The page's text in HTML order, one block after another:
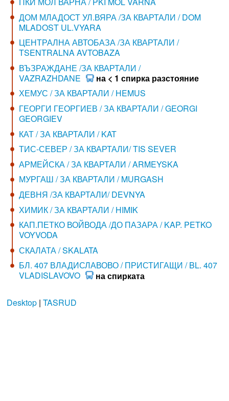
ДОМ МЛАДОСТ УЛ.ВЯРА /ЗА КВАРТАЛИ / DOM
MLADOST UL.VYARA
ЦЕНТРАЛНА АВТОБАЗА /ЗА КВАРТАЛИ /
TSENTRALNA AVTOBAZA
ВЪЗРАЖДАНЕ /ЗА КВАРТАЛИ /
VAZRAZHDANE
на < 1 спирка разстояние
ХЕМУС / ЗА КВАРТАЛИ / HEMUS
ГЕОРГИ ГЕОРГИЕВ / ЗА КВАРТАЛИ / GEORGI
GEORGIEV
КАТ / ЗА КВАРТАЛИ / KAT
ТИС-СЕВЕР / ЗА КВАРТАЛИ/ TIS SEVER
АРМЕЙСКА / ЗА КВАРТАЛИ / ARMEYSKA
МУРГАШ / ЗА КВАРТАЛИ / MURGASH
ДЕВНЯ /ЗА КВАРТАЛИ/ DEVNYA
ХИМИК / ЗА КВАРТАЛИ / HIMIK
КАП.ПЕТКО ВОЙВОДА /ДО ПАЗАРА / KAP. PETKO
VOYVODA
СКАЛАТА / SKALATA
БЛ. 407 ВЛАДИСЛАВОВО / ПРИСТИГАЩИ / BL. 407
VLADISLAVOVO
на спирката
Desktop| TASRUD